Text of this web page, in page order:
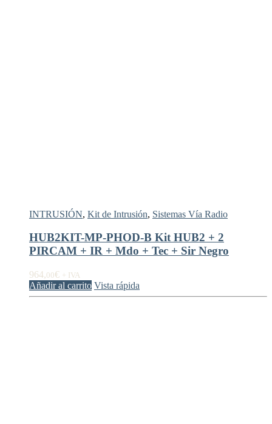
INTRUSIÓN, Kit de Intrusión, Sistemas Vía Radio
HUB2KIT-MP-PHOD-B Kit HUB2 + 2
PIRCAM + IR + Mdo + Tec + Sir Negro
964,00€ + IVA
Añadir al carrito Vista rápida